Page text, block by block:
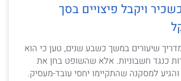
ויקבל פיצויים בסך
שיעורים במשך כשבע שנים, טען כי הוא
כנגד חשבוניות. אלא שהשופט בחן את
למסקנה שהתקיימו יחסי עובד-מעסיק.